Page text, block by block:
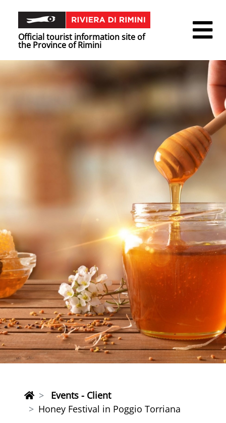
Official tourist information site of
the Province of Rimini
Events - Client
Honey Festival in Poggio Torriana